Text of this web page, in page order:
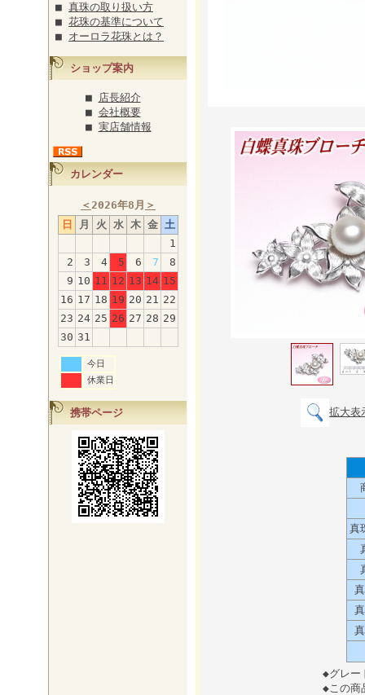
■ 真珠の取り扱い方
■ 花珠の基準について
■ オーロラ花珠とは？
ショップ案内
■ 店長紹介
■ 会社概要
■ 実店舗情報
カレンダー
＜2026年8月 ＞
日
月 火 水 木 金 土
1
2
3 4 5 6 7
8
9 10 11 12 13 14 15
16 17 18 19 20 21 22
23 24 25 26 27 28 29
30 31
今日
休業日
携帯ページ 拡大表
真
◆グレー
◆この商